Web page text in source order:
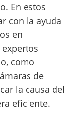
En estos
con la ayuda
en
expertos
como
de
la causa del
eficiente.